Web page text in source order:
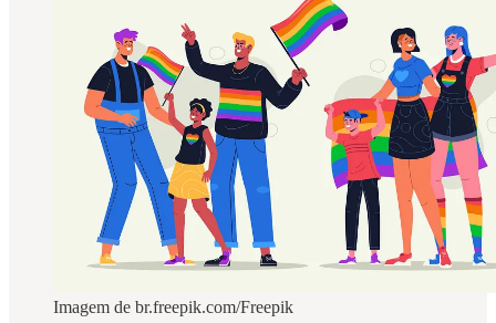
Imagem de br.freepik.com/Freepik